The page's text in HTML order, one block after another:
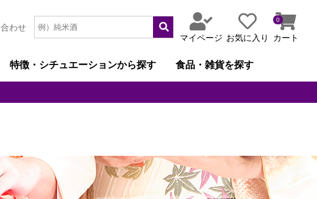
わせ
マイページ お気に入り
0
カート
特徴・シチュエーションから探す 食品・雑貨を探す